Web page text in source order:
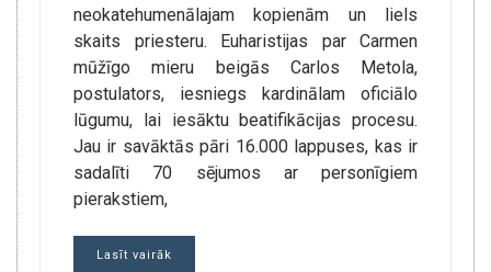
neokatehumenālajam kopienām un liels
skaits priesteru. Euharistijas par Carmen
mūžīgo mieru beigās Carlos Metola,
postulators, iesniegs kardinālam oficiālo
lūgumu, lai iesāktu beatifikācijas procesu.
Jau ir savāktās pāri 16.000 lappuses, kas ir
sadalīti 70 sējumos ar personīgiem
pierakstiem,
Lasīt vairāk